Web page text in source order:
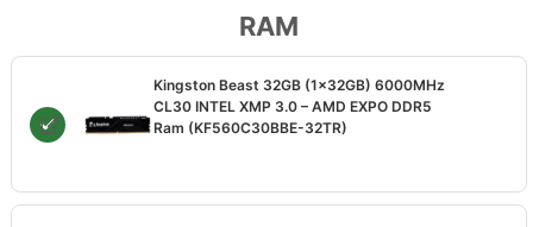
RAM
Kingston Beast 32GB (1x32GB) 6000MHz
CL30 INTEL XMP 3.0 – AMD EXPO DDR5
Ram (KF560C30BBE-32TR)